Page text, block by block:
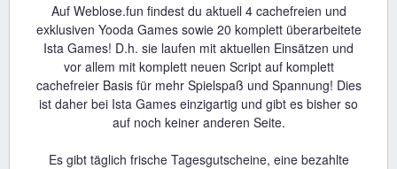
Auf Weblose.fun findest du aktuell 4 cachefreien und
exklusiven Yooda Games sowie 20 komplett überarbeitete
Ista Games! D.h. sie laufen mit aktuellen Einsätzen und
vor allem mit komplett neuen Script auf komplett
cachefreier Basis für mehr Spielspaß und Spannung! Dies
ist daher bei Ista Games einzigartig und gibt es bisher so
auf noch keiner anderen Seite.
Es gibt täglich frische Tagesgutscheine, eine bezahlte